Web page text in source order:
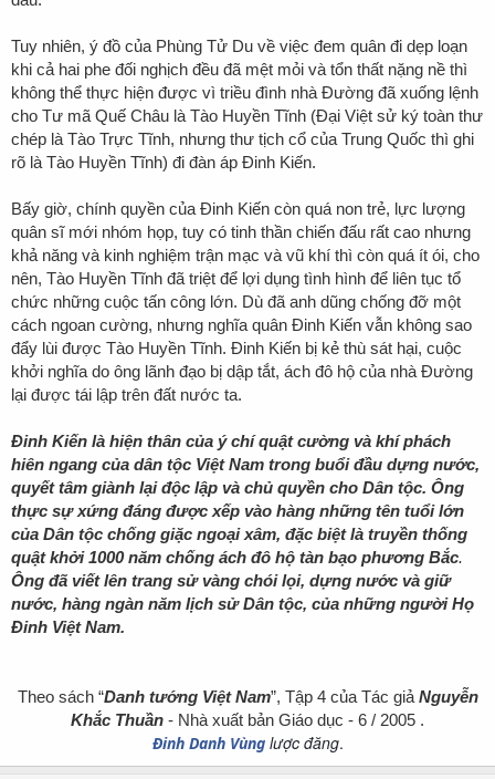
Tuy nhiên, ý đồ của Phùng Tử Du về việc đem quân đi dẹp loạn
khi cả hai phe đối nghịch đều đã mệt mỏi và tổn thất nặng nề thì
không thể thực hiện được vì triều đình nhà Đường đã xuống lệnh
cho Tư mã Quế Châu là Tào Huyền Tĩnh (Đại Việt sử ký toàn thư
chép là Tào Trực Tĩnh, nhưng thư tịch cổ của Trung Quốc thì ghi
rõ là Tào Huyền Tĩnh) đi đàn áp Đinh Kiến.
Bấy giờ, chính quyền của Đinh Kiến còn quá non trẻ, lực lượng
quân sĩ mới nhóm họp, tuy có tinh thần chiến đấu rất cao nhưng
khả năng và kinh nghiệm trận mạc và vũ khí thì còn quá ít ói, cho
nên, Tào Huyền Tĩnh đã triệt để lợi dụng tình hình để liên tục tổ
chức những cuộc tấn công lớn. Dù đã anh dũng chống đỡ một
cách ngoan cường, nhưng nghĩa quân Đinh Kiến vẫn không sao
đẩy lùi được Tào Huyền Tĩnh. Đinh Kiến bị kẻ thù sát hại, cuộc
khởi nghĩa do ông lãnh đạo bị dập tắt, ách đô hộ của nhà Đường
lại được tái lập trên đất nước ta.
Đinh Kiến là hiện thân của ý chí quật cường và khí phách
hiên ngang của dân tộc Việt Nam trong buổi đầu dựng nước,
quyết tâm giành lại độc lập và chủ quyền cho Dân tộc. Ông
thực sự xứng đáng được xếp vào hàng những tên tuổi lớn
của Dân tộc chống giặc ngoại xâm, đặc biệt là truyền thống
quật khởi 1000 năm chống ách đô hộ tàn bạo phương Bắc.
Ông đã viết lên trang sử vàng chói lọi, dựng nước và giữ
nước, hàng ngàn năm lịch sử Dân tộc, của những người Họ
Đinh Việt Nam.
Theo sách “Danh tướng Việt Nam”, Tập 4 của Tác giảNguyễn
Khắc Thuần - Nhà xuất bản Giáo dục - 6 / 2005 .
Đinh Danh Vùng lược đăng.